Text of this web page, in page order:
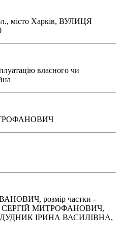
місто Харків, ВУЛИЦЯ
власного чи
розмір частки -
СЕРГІЙ МИТРОФАНОВИЧ,
ДУДНИК ІРИНА ВАСИЛІВНА,